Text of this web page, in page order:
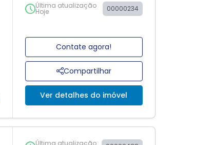
Última atualização
Hoje 00000234
Contate agora!
Compartilhar
Ver detalhes do imóvel
Última atualização